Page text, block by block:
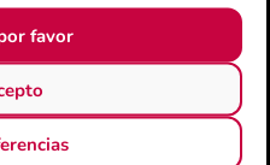
favor